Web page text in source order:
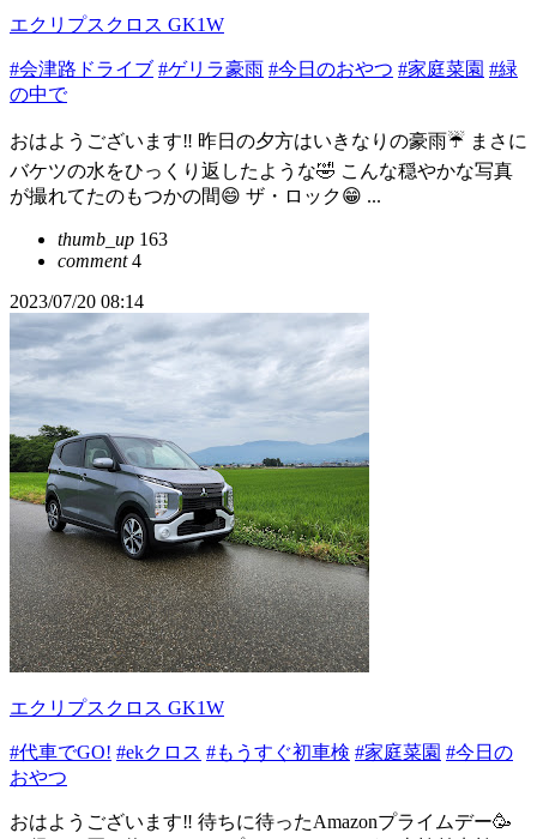
エクリプスクロス GK1W
#会津路ドライブ #ゲリラ豪雨 #今日のおやつ #家庭菜園 #緑
の中で
おはようございます‼️ 昨日の夕方はいきなりの豪雨☔ まさに
バケツの水をひっくり返したような🤣 こんな穏やかな写真
が撮れてたのもつかの間😄 ザ・ロック😁 ...
thumb_up 163
comment4
2023/07/20 08:14
エクリプスクロス GK1W
#代車でGO! #ekクロス #もうすぐ初車検 #家庭菜園 #今日の
おやつ
おはようございます‼️ 待ちに待ったAmazonプライムデー🥳